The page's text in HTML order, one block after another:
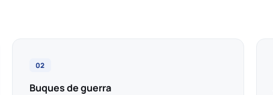
02
Buques de guerra